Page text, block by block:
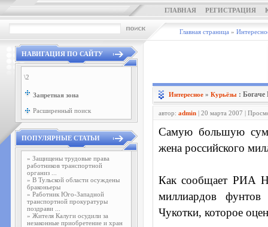
ГЛАВНАЯ РЕГИСТРАЦИЯ
Главная страница »
НАВИГАЦИЯ ПО САЙТУ
\2
Запретная зона
Расширенный поиск
ПОПУЛЯРНЫЕ СТАТЬИ
» Защищены трудовые права
работников транспортной
организ ...
» В Тульской области осуждены
браконьеры
» Работник Юго-Западной
транспортной прокуратуры
поздрави ...
» Жителя Калуги осудили за
незаконные приобретение и хран
Интересное » Курьёзы : Богаче
автор: admin | 20 марта 2007 |
Самую большую
жена российского
Как сообщает РИА
миллиардов фунтов
Чукотки, которое